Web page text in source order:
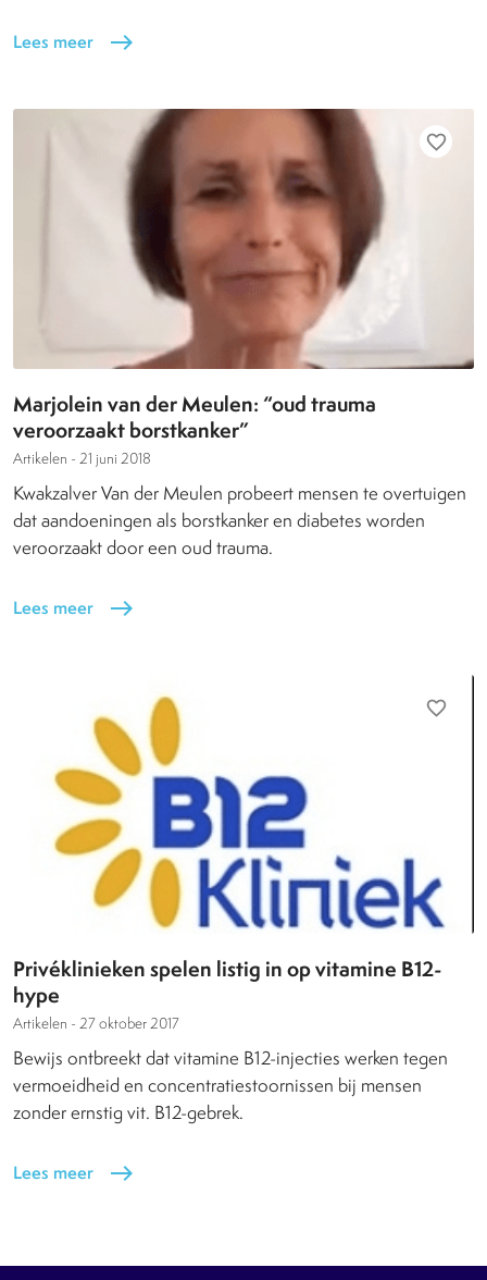
Lees meer east
favorite_border
Marjolein van der Meulen: “oud trauma
veroorzaakt borstkanker”
Artikelen - 21 juni 2018
Kwakzalver Van der Meulen probeert mensen te overtuigen
dat aandoeningen als borstkanker en diabetes worden
veroorzaakt door een oud trauma.
Lees meer east
favorite_border
Privéklinieken spelen listig in op vitamine B12-
hype
Artikelen - 27 oktober 2017
Bewijs ontbreekt dat vitamine B12-injecties werken tegen
vermoeidheid en concentratiestoornissen bij mensen
zonder ernstig vit. B12-gebrek.
Lees meer east